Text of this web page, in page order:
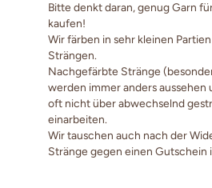
Bitte denkt daran, genug Garn
kaufen!
Wir färben in sehr kleinen
Strängen.
Nachgefärbte Stränge
werden immer anders aussehen
oft nicht über abwechselnd
einarbeiten.
Wir tauschen auch nach der
Stränge gegen einen Gutschein